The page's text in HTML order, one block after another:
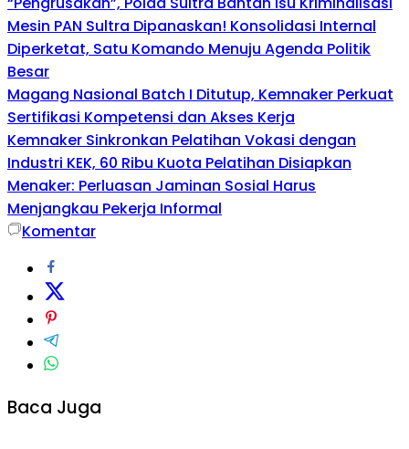
Mesin PAN Sultra Dipanaskan! Konsolidasi Internal
Diperketat, Satu Komando Menuju Agenda Politik
Besar
Magang Nasional Batch I Ditutup, Kemnaker Perkuat
Sertifikasi Kompetensi dan Akses Kerja
Kemnaker Sinkronkan Pelatihan Vokasi dengan
Industri KEK, 60 Ribu Kuota Pelatihan Disiapkan
Menaker: Perluasan Jaminan Sosial Harus
Menjangkau Pekerja Informal
Komentar
Baca Juga